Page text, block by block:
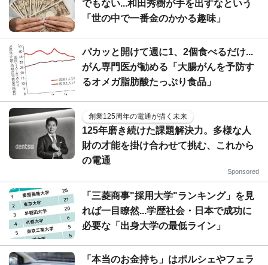
でもない...和田秀樹が手を出すなという
「世の中で一番金のかかる趣味」
パカッと開けて週に1、2個食べるだけ...
がん専門医が勧める「大腸がんを予防す
るオメガ脂肪酸たっぷり食品」
創業125周年の電通が描く未来
125年磨き続けた課題解決力。多様な人
財の才能を掛け合わせて挑む、これから
の電通
Sponsored
「三菱商事"採用大学"ランキング」を見
れば一目瞭然...学歴社会・日本で成功に
必要な「出身大学の最低ライン」
「本当のお金持ち」はポルシェやフェラ